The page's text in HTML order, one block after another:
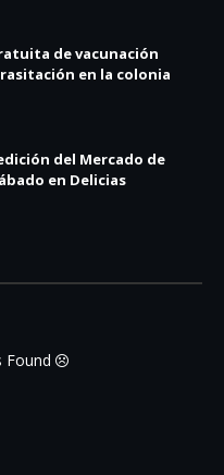
de vacunación
en la colonia
del Mercado de
en Delicias
Found